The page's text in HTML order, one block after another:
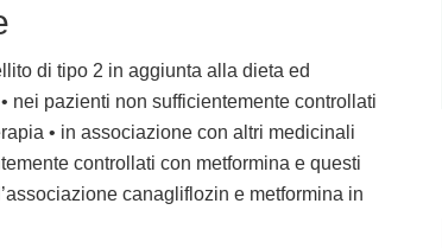
di tipo 2 in aggiunta alla dieta ed
nei pazienti non sufficientemente controllati
• in associazione con altri medicinali
controllati con metformina e questi
canagliflozin e metformina in